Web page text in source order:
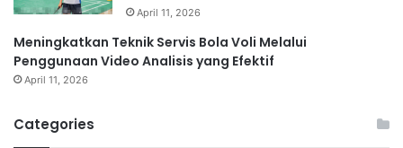
April 11, 2026
Meningkatkan Teknik Servis Bola Voli Melalui
Penggunaan Video Analisis yang Efektif
April 11, 2026
Categories